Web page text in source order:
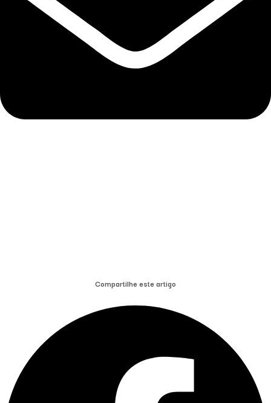
Compartilhe este artigo